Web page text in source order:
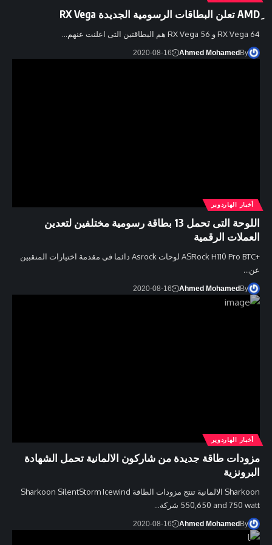
RX Vega 64 و RX Vega 56 هم البطاقتين التى اعلنت عنهم…
By
Ahmed Mohamed
2020-08-16
أخبار الهاردوير
اللوحة التى تحمل 13 بطاقة رسومية مختلفين لتعدين
العملات الرقمية
+ASRock H110 Pro BTC لوحات Asrock دائما فى مقدمة اختيارات المنقبين
عن…
By
Ahmed Mohamed
2020-08-16
أخبار الهاردوير
مزودات طاقة جديدة من شاركون الالمانية تحمل الشهادة
البرونزية
Sharkoon الالمانية تنتج مزودات الطاقة Sharkoon SilentStorm Icewind
550,650 and 750 watt شركة…
By
Ahmed Mohamed
2020-08-16